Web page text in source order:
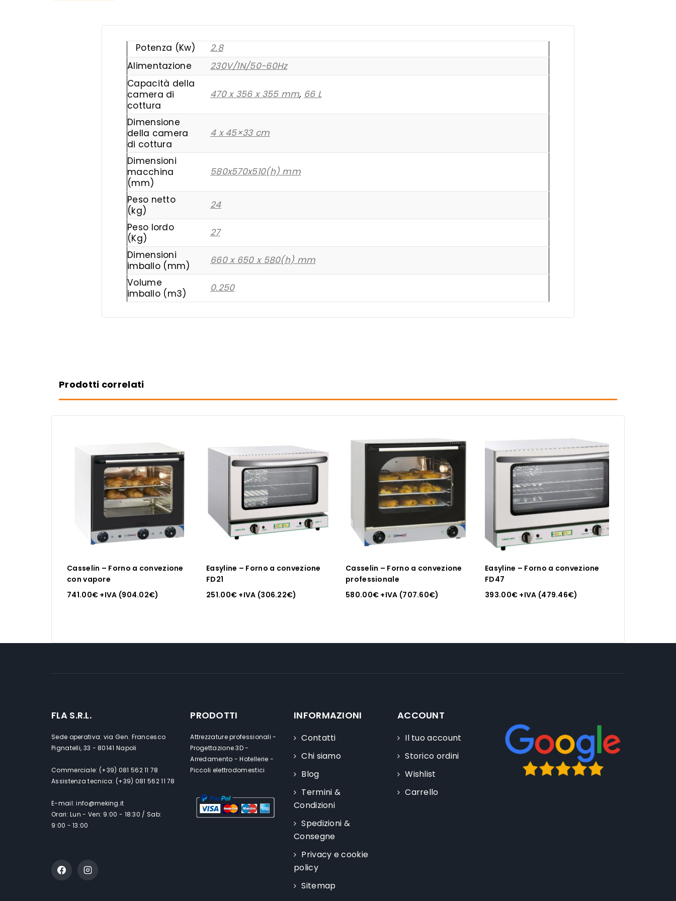
Potenza (Kw)
2.8
Alimentazione
230V/1N/50-60Hz
Capacità della
camera di
cottura
470 x 356 x 355 mm, 66 L
Dimensione
della camera
di cottura
4 x 45×33 cm
Dimensioni
macchina
(mm)
580x570x510(h) mm
Peso netto
(kg)
24
Peso lordo
(Kg)
27
Dimensioni
imballo (mm)
660 x 650 x 580(h) mm
Volume
imballo (m3)
0.250
Prodotti correlati
Casselin – Forno a convezione
con vapore
741.00€ +IVA (904.02€)
Easyline – Forno a convezione
FD21
251.00€ +IVA (306.22€)
Casselin – Forno a convezione
professionale
580.00€ +IVA (707.60€)
Easyline – Forno a convezione
FD47
393.00€ +IVA (479.46€)
FLA S.R.L.
Sede operativa: via Gen. Francesco
Pignatelli, 33 - 80141 Napoli
Commerciale: (+39) 081 562 11 78
Assistenza tecnica: (+39) 081 562 11 78
E-mail: info@meking.it
Orari: Lun - Ven: 9:00 - 18:30 / Sab:
9:00 - 13:00
PRODOTTI
Attrezzature professionali -
Progettazione 3D -
Arredamento - Hotellerie -
Piccoli elettrodomestici
INFORMAZIONI
Contatti
Chi siamo
Blog
Termini &
Condizioni
Spedizioni &
Consegne
Privacy e cookie
policy
Sitemap
ACCOUNT
Il tuo account
Storico ordini
Wishlist
Carrello